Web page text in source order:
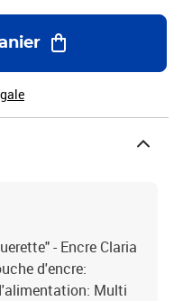
- Encre Claria
d'encre:
Multi